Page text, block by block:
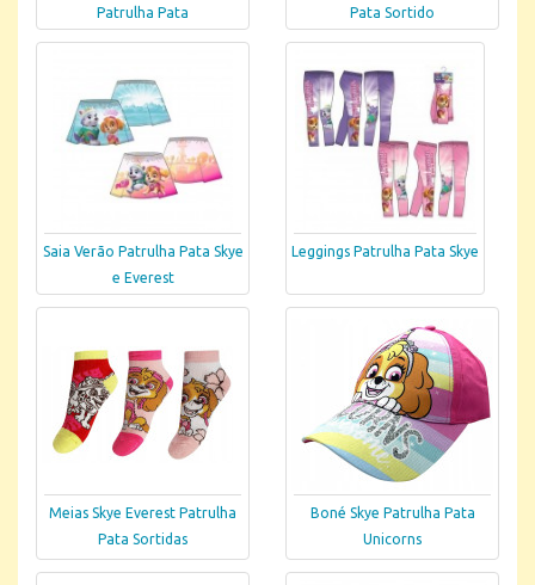
Patrulha Pata
Pata Sortido
Saia Verão Patrulha Pata Skye
e Everest
Leggings Patrulha Pata Skye
Meias Skye Everest Patrulha
Pata Sortidas
Boné Skye Patrulha Pata
Unicorns